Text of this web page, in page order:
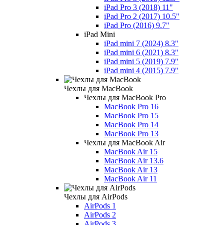
iPad Pro 3 (2018) 11"
iPad Pro 2 (2017) 10.5"
iPad Pro (2016) 9.7"
iPad Mini
iPad mini 7 (2024) 8.3"
iPad mini 6 (2021) 8.3"
iPad mini 5 (2019) 7.9"
iPad mini 4 (2015) 7.9"
Чехлы для MacBook
Чехлы для MacBook Pro
MacBook Pro 16
MacBook Pro 15
MacBook Pro 14
MacBook Pro 13
Чехлы для MacBook Air
MacBook Air 15
MacBook Air 13.6
MacBook Air 13
MacBook Air 11
Чехлы для AirPods
AirPods 1
AirPods 2